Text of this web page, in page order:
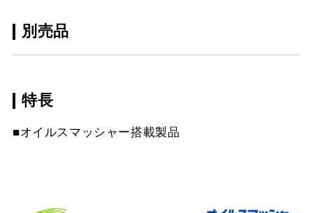
別売品
特長
■オイルスマッシャー搭載製品